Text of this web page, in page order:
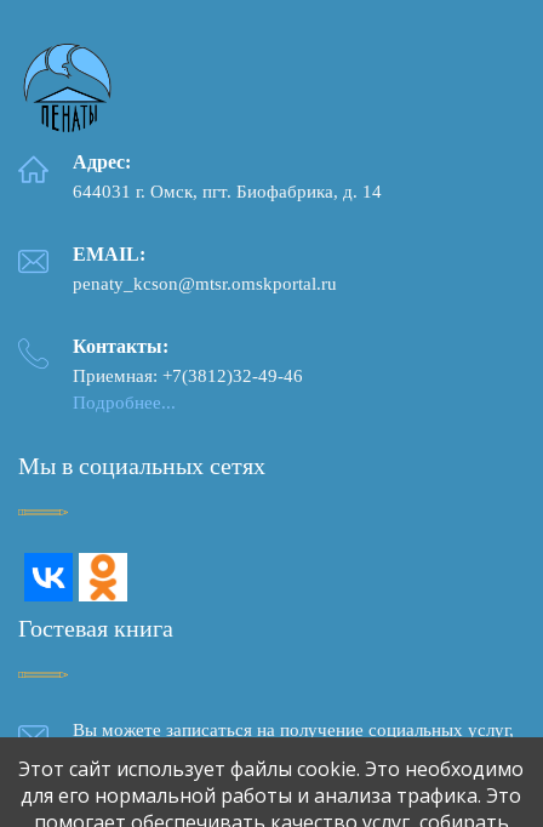
Адрес:
644031 г. Омск, пгт. Биофабрика, д. 14
EMAIL:
penaty_kcson@mtsr.omskportal.ru
Контакты:
Приемная: +7(3812)32-49-46
Подробнее...
Мы в социальных сетях
Гостевая книга
Вы можете записаться на получение социальных услуг,
задать вопрос, написать отзыв о качестве социального
обслуживания, сделать предложение о сотрудничестве,
используя форму обратной связи
Этот сайт использует файлы cookie. Это необходимо
для его нормальной работы и анализа трафика. Это